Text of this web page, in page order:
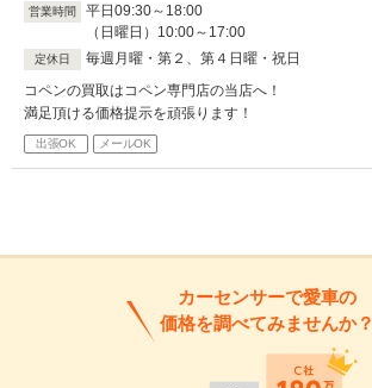
営業時間 平日09:30～ 18:00
（日曜日） 10:00～ 17:00
定休日
毎週月曜・第２、第４日曜・祝日
コペンの買取はコペン専門店の当店へ！
満足頂ける価格提示を頑張ります！
出張OK メールOK
カーセンサーで愛車の
価格を調べてみませんか？